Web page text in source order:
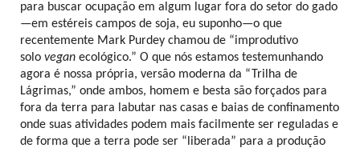
para buscar ocupação em algum lugar fora do setor do gado
—em estéreis campos de soja, eu suponho—o que
recentemente Mark Purdey chamou de “improdutivo
solo vegan ecológico.” O que nós estamos testemunhando
agora é nossa própria, versão moderna da “Trilha de
Lágrimas,” onde ambos, homem e besta são forçados para
fora da terra para labutar nas casas e baias de confinamento
onde suas atividades podem mais facilmente ser reguladas e
de forma que a terra pode ser “liberada” para a produção